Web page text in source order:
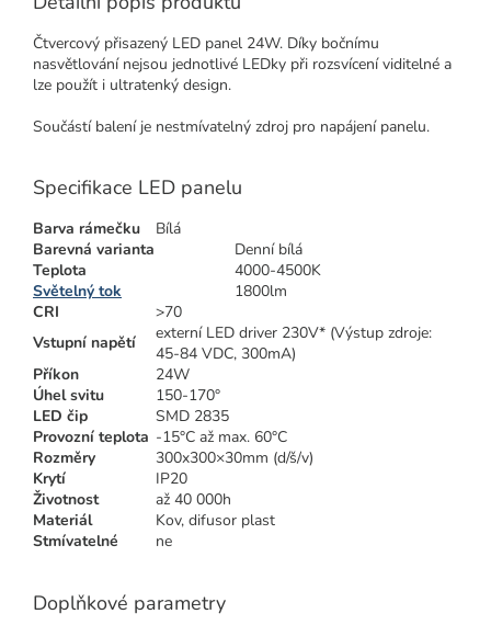
Čtvercový přisazený LED panel 24W. Díky bočnímu
nasvětlování nejsou jednotlivé LEDky při rozsvícení viditelné a
lze použít i ultratenký design.
Součástí balení je nestmívatelný zdroj pro napájení panelu.
Specifikace LED panelu
Barva rámečku
Bílá
Barevná varianta
Denní bílá
Teplota
4000-4500K
Světelný tok
1800lm
CRI
>70
Vstupní napětí
externí LED driver 230V* (Výstup zdroje:
45-84 VDC, 300mA)
Příkon
24W
Úhel svitu
150-170°
LED čip
SMD 2835
Provozní teplota -15°C až max. 60°C
Rozměry
300x300×30mm (d/š/v)
Krytí
IP20
Životnost
až 40 000h
Materiál
Kov, difusor plast
Stmívatelné
ne
Doplňkové parametry